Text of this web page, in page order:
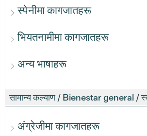
स्पेनीमा कागजातहरू
भियतनामीमा कागजातहरू
अन्य भाषाहरू
सामान्य कल्याण / Bienestar general /
अंग्रेजीमा कागजातहरू